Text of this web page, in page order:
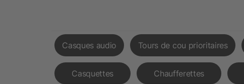
Casques audio Tours de cou prioritaires
Casquettes Chaufferettes